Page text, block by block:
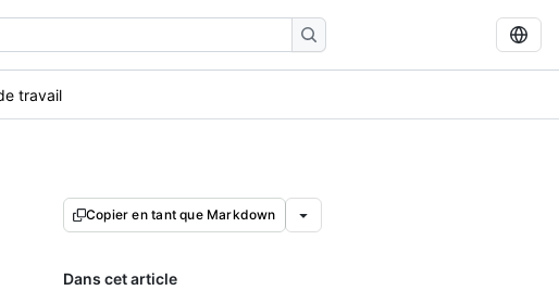
travail
Copier en tant que Markdown
Dans cet article